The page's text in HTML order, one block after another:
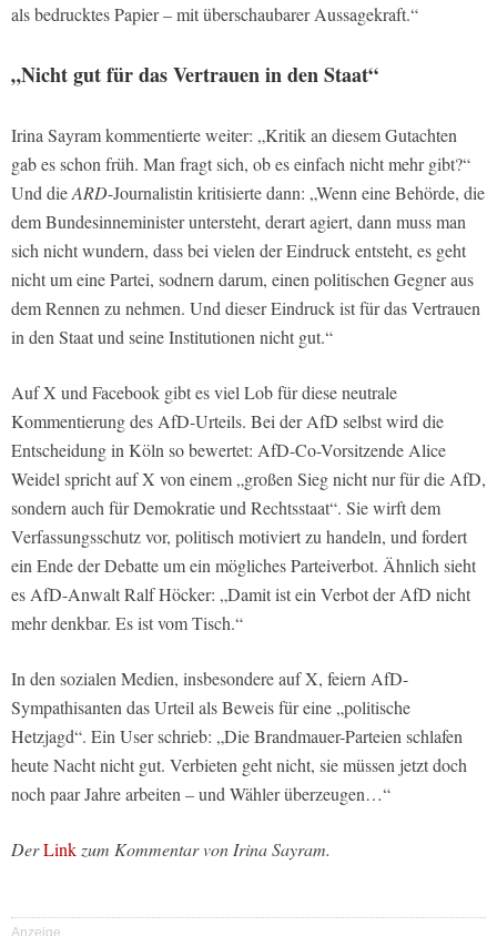
als bedrucktes Papier – mit überschaubarer Aussagekraft.“
„Nicht gut für das Vertrauen in den Staat“
Irina Sayram kommentierte weiter: „Kritik an diesem Gutachten
gab es schon früh. Man fragt sich, ob es einfach nicht mehr gibt?“
Und dieARD-Journalistin kritisierte dann: „Wenn eine Behörde, die
dem Bundesinneminister untersteht, derart agiert, dann muss man
sich nicht wundern, dass bei vielen der Eindruck entsteht, es geht
nicht um eine Partei, sodnern darum, einen politischen Gegner aus
dem Rennen zu nehmen. Und dieser Eindruck ist für das Vertrauen
in den Staat und seine Institutionen nicht gut.“
Auf X und Facebook gibt es viel Lob für diese neutrale
Kommentierung des AfD-Urteils. Bei der AfD selbst wird die
Entscheidung in Köln so bewertet: AfD-Co-Vorsitzende Alice
Weidel spricht auf X von einem „großen Sieg nicht nur für die AfD,
sondern auch für Demokratie und Rechtsstaat“. Sie wirft dem
Verfassungsschutz vor, politisch motiviert zu handeln, und fordert
ein Ende der Debatte um ein mögliches Parteiverbot. Ähnlich sieht
es AfD-Anwalt Ralf Höcker: „Damit ist ein Verbot der AfD nicht
mehr denkbar. Es ist vom Tisch.“
In den sozialen Medien, insbesondere auf X, feiern AfD-
Sympathisanten das Urteil als Beweis für eine „politische
Hetzjagd“. Ein User schrieb: „Die Brandmauer-Parteien schlafen
heute Nacht nicht gut. Verbieten geht nicht, sie müssen jetzt doch
noch paar Jahre arbeiten – und Wähler überzeugen…“
DerLink zum Kommentar von Irina Sayram.
Anzeige